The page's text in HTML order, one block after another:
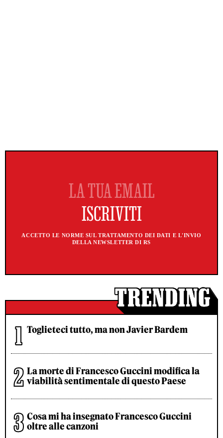
ACCETTO LE NORME SUL TRATTAMENTO DEI DATI E L'INVIO
DELLA NEWSLETTER DI RS
Toglieteci tutto, ma non Javier Bardem
La morte di Francesco Guccini modifica la
viabilità sentimentale di questo Paese
Cosa mi ha insegnato Francesco Guccini
oltre alle canzoni